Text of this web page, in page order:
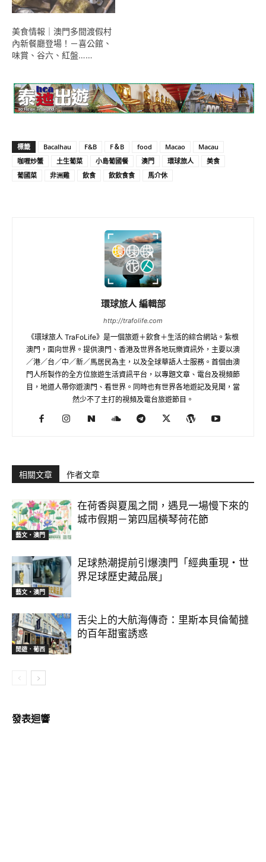
美食情報｜澳門多間渡假村
內新餐廳登場！－喜公館、
味賞、谷六、紅盤……
標籤 Bacalhau F&B F＆B food Macao
Macau
咖喱炒蟹
土生葡菜 小島葡國餐 澳門 環球旅人
美食
葡國菜
非洲雞 飲食 飲飲食食 馬介休
環球旅人 編輯部
http://trafolife.com
《環球旅人 TraFoLife》是一個旅遊＋飲食＋生活的綜合網站。紮根
澳門，面向世界。提供澳門、香港及世界各地玩樂資訊外，主要以澳
／港／台／中／新／馬居民為主，以及全球華語人士服務。首個由澳
門人所製作的全方位旅遊生活資訊平台，以專題文章、電台及視頻節
目，地道人帶你遊澳門、看世界。同時也有世界各地遊記及見聞，當
然少不了主打的視頻及電台旅遊節目。
相關文章 作者文章
藝文‧澳門
在荷香與夏風之間，遇見一場慢下來的
城市假期－第四屆橫琴荷花節
藝文‧澳門
足球熱潮提前引爆澳門「經典重現・世
界足球歷史藏品展」
閒遊．葡西
舌尖上的大航海傳奇：里斯本貝倫葡撻
的百年甜蜜誘惑
發表迴響